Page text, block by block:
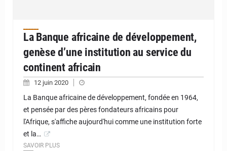
La Banque africaine de développement,
genèse d’une institution au service du
continent africain
12 juin 2020
La Banque africaine de développement, fondée en 1964,
et pensée par des pères fondateurs africains pour
l'Afrique, s'affiche aujourd'hui comme une institution forte
et la…
SAVOIR PLUS